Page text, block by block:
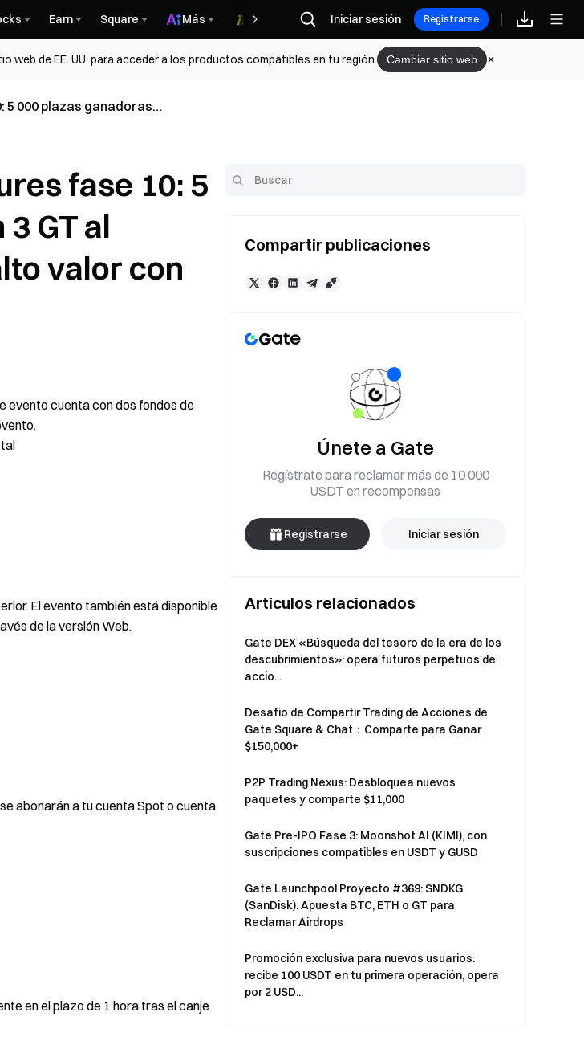
Earn Square Más Recompensas
Iniciar sesión Registrarse
web de EE. UU. para acceder a los productos compatibles en tu región. Cambiar sitio web
5 000 plazas ganadoras
fase 10: 5
GT al
valor con
evento cuenta con dos fondos de
El evento también está disponible
de la versión Web.
abonarán a tu cuenta Spot o cuenta
en el plazo de 1 hora tras el canje
Compartir publicaciones
Únete a Gate
Regístrate para reclamar más de 10 000
USDT en recompensas
Registrarse Iniciar sesión
Artículos relacionados
Gate DEX «Búsqueda del tesoro de la era de los
descubrimientos»: opera futuros perpetuos de
accio...
Desafío de Compartir Trading de Acciones de
Gate Square & Chat：Comparte para Ganar
$150,000+
P2P Trading Nexus: Desbloquea nuevos
paquetes y comparte $11,000
Gate Pre-IPO Fase 3: Moonshot AI (KIMI), con
suscripciones compatibles en USDT y GUSD
Gate Launchpool Proyecto #369: SNDKG
(SanDisk). Apuesta BTC, ETH o GT para
Reclamar Airdrops
Promoción exclusiva para nuevos usuarios:
recibe 100 USDT en tu primera operación, opera
por 2 USD...